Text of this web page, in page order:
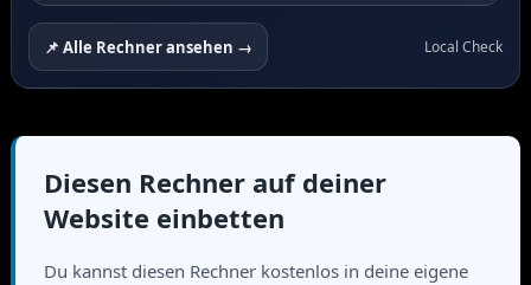
📌 Alle Rechner ansehen → Local Check
Diesen Rechner auf deiner
Website einbetten
Du kannst diesen Rechner kostenlos in deine eigene